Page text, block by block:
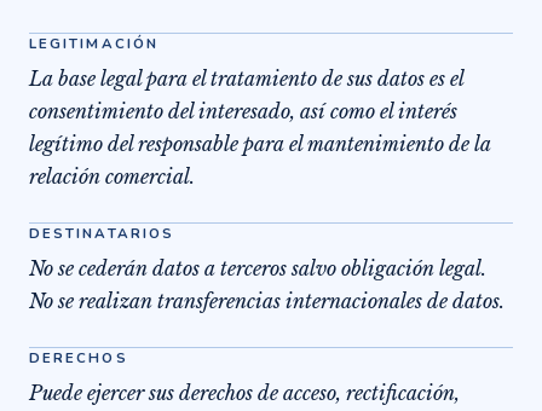
LEGITIMACIÓN
La base legal para el tratamiento de sus datos es el
consentimiento del interesado, así como el interés
legítimo del responsable para el mantenimiento de la
relación comercial.
DESTINATARIOS
No se cederán datos a terceros salvo obligación legal.
No se realizan transferencias internacionales de datos.
DERECHOS
Puede ejercer sus derechos de acceso, rectificación,